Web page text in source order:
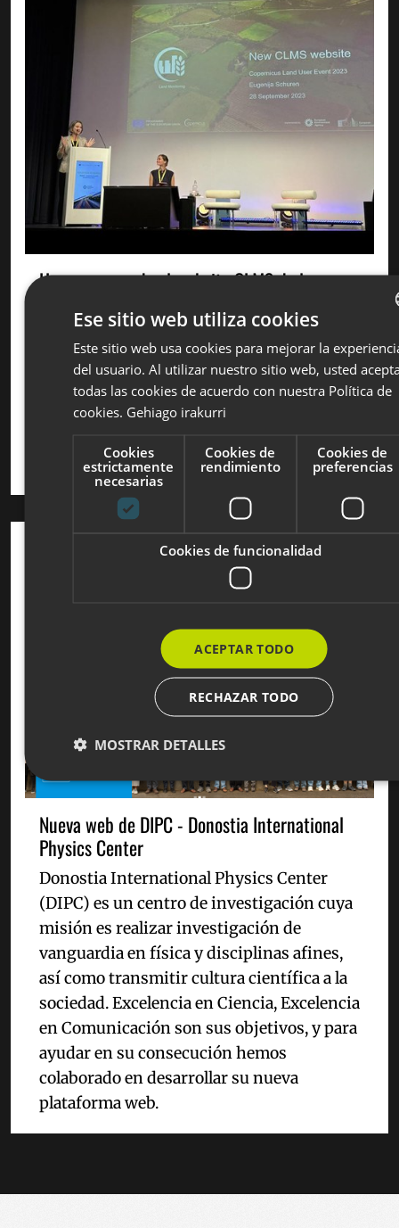
Hemos renovado el website CLMS de la
(EEA) ha renovado la página web del CLMS
- Copernicus Land Monitoring Service.
Hemos colaborado con la EEA en los dos
últimos años utilizando PLONE CMS y
Volto para el desarrollo del website.
Nueva web de DIPC - Donostia International
Physics Center
Donostia International Physics Center
(DIPC) es un centro de investigación cuya
misión es realizar investigación de
vanguardia en física y disciplinas afines,
así como transmitir cultura científica a la
sociedad. Excelencia en Ciencia, Excelencia
en Comunicación son sus objetivos, y para
ayudar en su consecución hemos
colaborado en desarrollar su nueva
plataforma web.
Ese sitio web utiliza cookies
Este sitio web usa cookies para mejorar la
del usuario. Al utilizar nuestro sitio web, usted
todas las cookies de acuerdo con nuestra Política de
cookies. Gehiago irakurri
Cookies
estrictamente
necesarias
Cookies de
rendimiento
Cookies de
preferencias
Cookies de funcionalidad
ACEPTAR TODO
RECHAZAR TODO
MOSTRAR DETALLES
Cookies estrictamente necesarias
Cookies de rendimiento
Cookies de preferencias
Las cookies estrictamente necesarias permiten la funcionalidad
principal del sitio web, como el inicio de sesión de usuario y la
gestión de cuentas. El sitio web no se puede utilizar correctamente
sin las cookies estrictamente necesarias.
Nombre
Proveedor / Dominio
__cf_bm
Cloudflare Inc.
.x.com